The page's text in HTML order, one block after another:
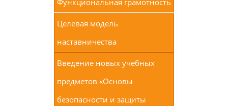
Функциональная грамотность
Целевая модель
наставничества
Введение новых учебных
предметов «Основы
безопасности и защиты